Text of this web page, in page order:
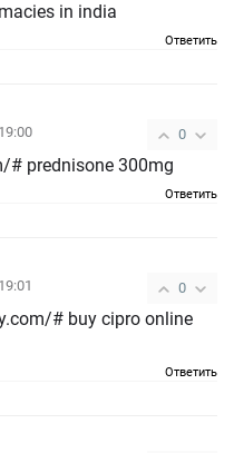
in india
Ответить
0
# prednisone 300mg
Ответить
0
# buy cipro online
Ответить